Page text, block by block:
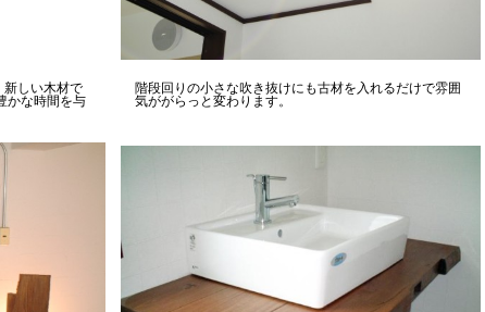
新しい木材で
かな時間を与
階段回りの小さな吹き抜けにも古材を入れるだけで雰囲
気ががらっと変わります。